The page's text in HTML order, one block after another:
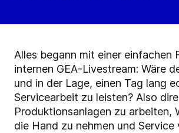
Alles begann mit einer einfachen
internen GEA-Livestream: Wäre
und in der Lage, einen Tag lang
Servicearbeit zu leisten? Also
Produktionsanlagen zu arbeiten,
die Hand zu nehmen und Service